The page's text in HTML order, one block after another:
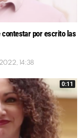
contestar por escrito las
14:38
0:11